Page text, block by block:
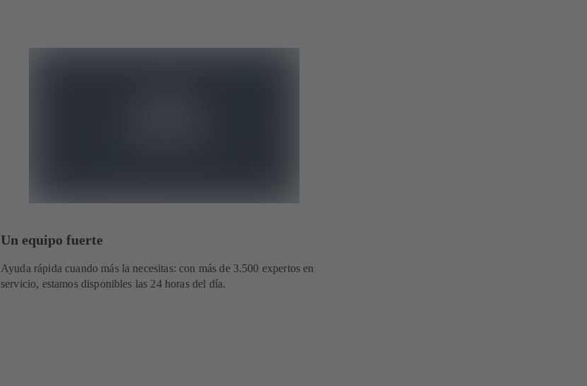
Un equipo fuerte
Ayuda rápida cuando más la necesitas: con más de 3.500 expertos en
servicio, estamos disponibles las 24 horas del día.